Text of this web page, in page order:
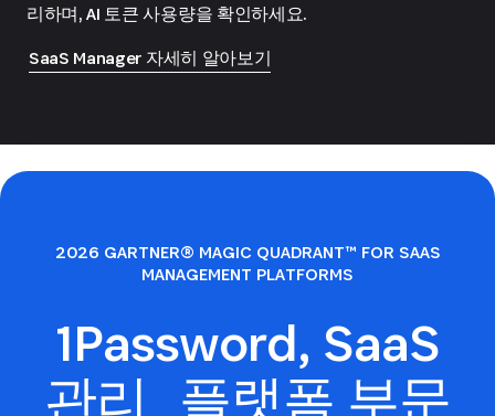
리하며, AI 토큰 사용량을 확인하세요.
SaaS Manager 자세히 알아보기
2026 GARTNER® MAGIC QUADRANT™ FOR SAAS
MANAGEMENT PLATFORMS
1Password, SaaS
관리 플랫폼 부문